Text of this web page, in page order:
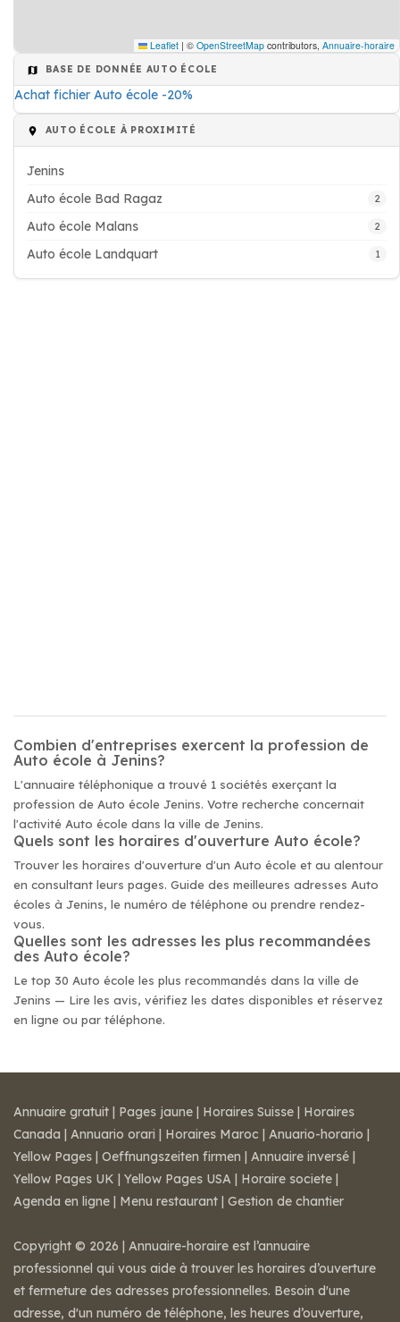
Leaflet | © OpenStreetMap contributors, Annuaire-horaire
BASE DE DONNÉE AUTO ÉCOLE
Achat fichier Auto école -20%
AUTO ÉCOLE À PROXIMITÉ
Jenins
Auto école Bad Ragaz
2
Auto école Malans 2
Auto école Landquart 1
Combien d'entreprises exercent la profession de
Auto école à Jenins?
L'annuaire téléphonique a trouvé 1 sociétés exerçant la
profession de Auto école Jenins. Votre recherche concernait
l'activité Auto école dans la ville de Jenins.
Quels sont les horaires d'ouverture Auto école?
Trouver les horaires d'ouverture d'un Auto école et au alentour
en consultant leurs pages. Guide des meilleures adresses Auto
écoles à Jenins, le numéro de téléphone ou prendre rendez-
vous.
Quelles sont les adresses les plus recommandées
des Auto école?
Le top 30 Auto école les plus recommandés dans la ville de
Jenins — Lire les avis, vérifiez les dates disponibles et réservez
en ligne ou par téléphone.
Annuaire gratuit | Pages jaune | Horaires Suisse | Horaires
Canada | Annuario orari | Horaires Maroc | Anuario-horario |
Yellow Pages | Oeffnungszeiten firmen | Annuaire inversé |
Yellow Pages UK | Yellow Pages USA | Horaire societe |
Agenda en ligne | Menu restaurant | Gestion de chantier
Copyright © 2026 | Annuaire-horaire est l’annuaire
professionnel qui vous aide à trouver les horaires d’ouverture
et fermeture des adresses professionnelles. Besoin d'une
adresse, d'un numéro de téléphone, les heures d’ouverture,